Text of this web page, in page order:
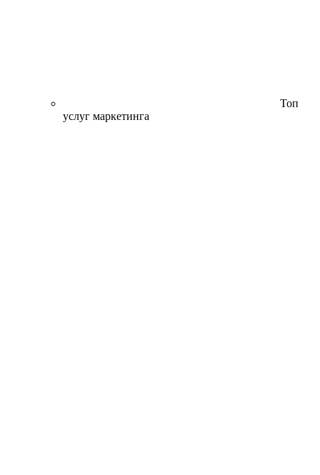
Топ
услуг маркетинга